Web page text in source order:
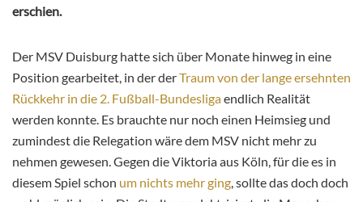
erschien.
Der MSV Duisburg hatte sich über Monate hinweg in eine
Position gearbeitet, in der derTraum von der lange ersehnten
Rückkehr in die 2. Fußball-Bundesligaendlich Realität
werden konnte. Es brauchte nur noch einen Heimsieg und
zumindest die Relegation wäre dem MSV nicht mehr zu
nehmen gewesen. Gegen die Viktoria aus Köln, für die es in
diesem Spiel schon um nichts mehr ging , sollte das doch doch